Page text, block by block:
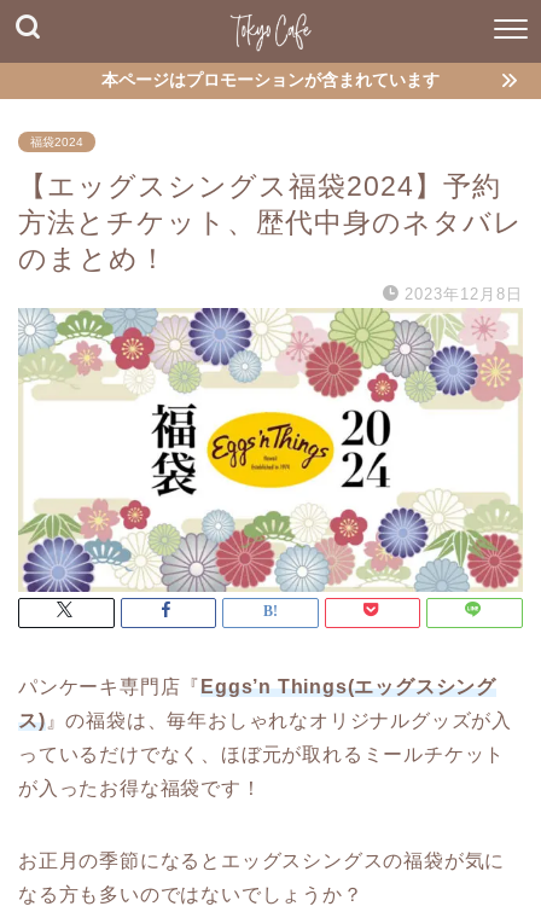
本ページはプロモーションが含まれています
福袋2024
【エッグスシングス福袋2024】予約
方法とチケット、歴代中身のネタバレ
のまとめ！
2023年12月8日
パンケーキ専門店『Eggs’n Things(エッグスシング
ス)』の福袋は、毎年おしゃれなオリジナルグッズが入
っているだけでなく、ほぼ元が取れるミールチケット
が入ったお得な福袋です！
お正月の季節になるとエッグスシングスの福袋が気に
なる方も多いのではないでしょうか？